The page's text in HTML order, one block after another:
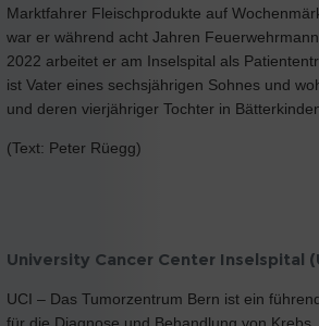
Marktfahrer Fleischprodukte auf
war er während acht Jahren
2022 arbeitet er am Inselspital als
ist Vater eines sechsjährigen Sohnes und
und deren vierjähriger Tochter in
(Text: Peter Rüegg)
University Cancer Center Inselspital
UCI – Das Tumorzentrum Bern ist ein